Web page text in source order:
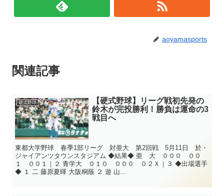
aoyamasports
関連記事
硬式野球
【硬式野球】リーグ戦初先発の
鈴木が完投勝利！勝負は運命の3
戦目へ
東都大学野球 春季1部リーグ 対亜大 第2回戦 5月11日 於・
ジャイアンツタウンスタジアム ◆結果◆ 亜 大 ０００ ００
１ ００１｜２ 青学大 ０１０ ０００ ０２Ｘ｜３ ◆出場選手
◆ １ 二 藤原夏暉 大阪桐蔭 ２ 遊 山...